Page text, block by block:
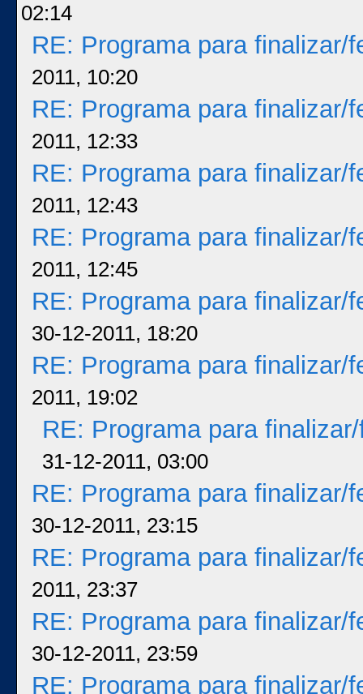
02:14
RE: Programa para finalizar/
2011, 10:20
RE: Programa para finalizar/
2011, 12:33
RE: Programa para finalizar/
2011, 12:43
RE: Programa para finalizar/
2011, 12:45
RE: Programa para finalizar/
30-12-2011, 18:20
RE: Programa para finalizar/
2011, 19:02
RE: Programa para
31-12-2011, 03:00
RE: Programa para finalizar/
30-12-2011, 23:15
RE: Programa para finalizar/
2011, 23:37
RE: Programa para finalizar/
30-12-2011, 23:59
RE: Programa para finalizar/